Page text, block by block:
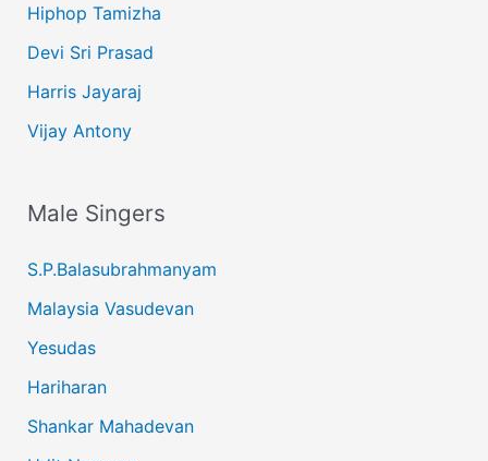
Hiphop Tamizha
Devi Sri Prasad
Harris Jayaraj
Vijay Antony
Male Singers
S.P.Balasubrahmanyam
Malaysia Vasudevan
Yesudas
Hariharan
Shankar Mahadevan